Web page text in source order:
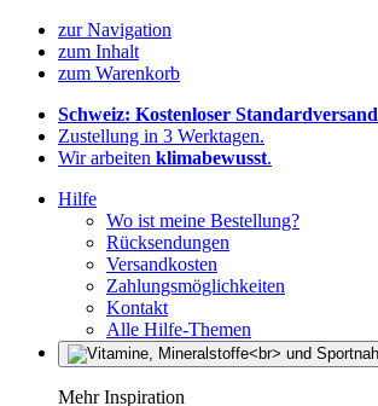
zur Navigation
zum Inhalt
zum Warenkorb
Schweiz: Kostenloser Standardversand
Zustellung in 3 Werktagen.
Wir arbeiten klimabewusst.
Hilfe
Wo ist meine Bestellung?
Rücksendungen
Versandkosten
Zahlungsmöglichkeiten
Kontakt
Alle Hilfe-Themen
Mehr Inspiration